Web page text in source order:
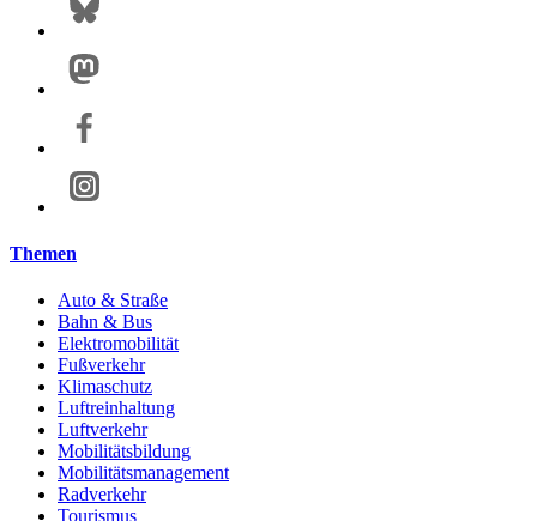
Themen
Auto & Straße
Bahn & Bus
Elektromobilität
Fußverkehr
Klimaschutz
Luftreinhaltung
Luftverkehr
Mobilitätsbildung
Mobilitätsmanagement
Radverkehr
Tourismus